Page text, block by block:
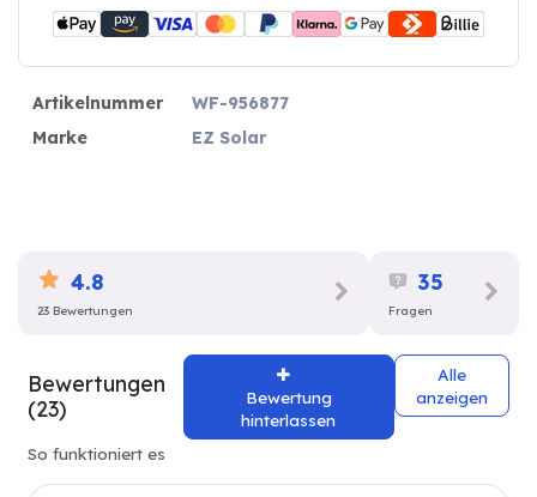
Artikelnummer
WF-956877
Marke
EZ Solar
4.8
23 Bewertungen
35
Fragen
Bewertungen
(23)
Bewertung
hinterlassen
Alle
anzeigen
So funktioniert es